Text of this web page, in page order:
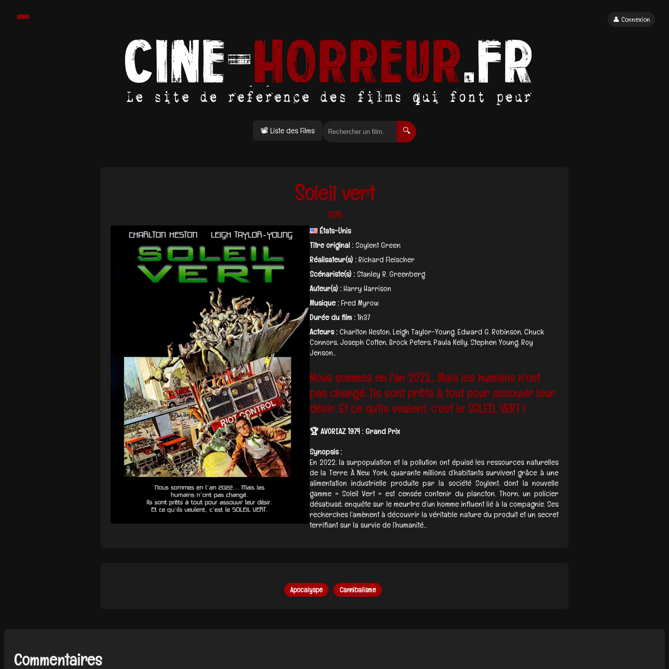
📽 Liste des Films 🔍
👤 Connexion
Soleil vert
1973
États-Unis
Titre original :Soylent Green
Réalisateur(s) :Richard Fleischer
Scénariste(s) :Stanley R. Greenberg
Auteur(s) :Harry Harrison
Musique :Fred Myrow
Durée du film :1h37
Acteurs :Charlton Heston, Leigh Taylor-Young, Edward G. Robinson, Chuck
Connors, Joseph Cotten, Brock Peters, Paula Kelly, Stephen Young, Roy
Jenson...
Nous sommes en l'an 2022... Mais les humains n'ont
pas changé. Ils sont prêts à tout pour assouvir leur
désir. Et ce qu'ils veulent, c'est le SOLEIL VERT !
🏆 AVORIAZ 1974 : Grand Prix
Synopsis :
En 2022, la surpopulation et la pollution ont épuisé les ressources naturelles
de la Terre. À New York, quarante millions d’habitants survivent grâce à une
alimentation industrielle produite par la société Soylent, dont la nouvelle
gamme « Soleil Vert » est censée contenir du plancton. Thorn, un policier
désabusé, enquête sur le meurtre d’un homme influent lié à la compagnie. Ses
recherches l’amènent à découvrir la véritable nature du produit et un secret
terrifiant sur la survie de l’humanité...
Apocalyspe Cannibalisme
Commentaires